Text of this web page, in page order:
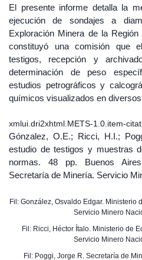
El presente informe detalla la
ejecución de sondajes a
Exploración Minera de la
constituyó una comisión que
testigos, recepción y
determinación de peso
estudios petrográficos y
químicos visualizados en
xmlui.dri2xhtml.METS-1.0.item-
Gónzalez, O.E.; Ricci, H.I.;
estudio de testigos y muestras
normas. 48 pp. Buenos
Secretaría de Minería. Servicio
Fil: González, Osvaldo Edgar. Ministerio
Servicio Minero
Fil: Ricci, Héctor Ítalo. Ministerio de
Servicio Minero
Fil: Poggi, Jorge R. Secretaría de